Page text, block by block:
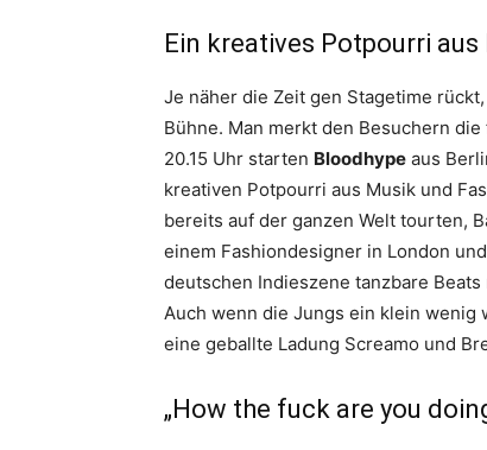
Ein kreatives Potpourri
Je näher die Zeit gen Stagetime
Bühne. Man merkt den Besuchern
20.15 Uhr starten Bloodhype aus
kreativen Potpourri aus Musik und
bereits auf der ganzen Welt tourten,
einem Fashiondesigner in London
deutschen Indieszene tanzbare
Auch wenn die Jungs ein klein wenig
eine geballte Ladung Screamo und
„How the fuck are you